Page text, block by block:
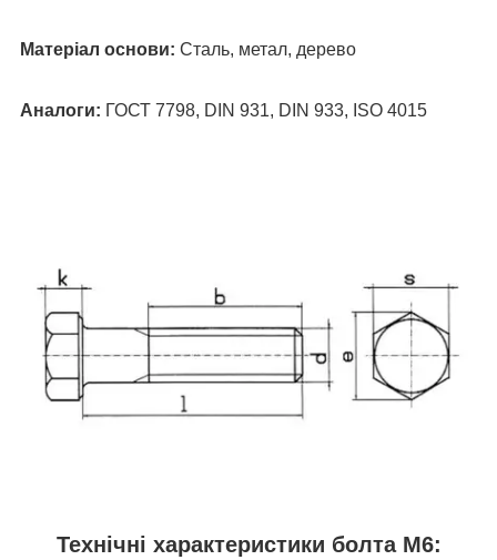
Матеріал основи: Сталь, метал, дерево
Аналоги: ГОСТ 7798, DIN 931, DIN 933, ISO 4015
Технічні характеристики болта М6: